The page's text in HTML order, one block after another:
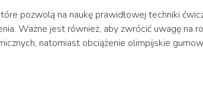
pozwolą na naukę prawidłowej techniki
Ważne jest również, aby zwrócić uwagę na
natomiast obciążenie olimpijskie